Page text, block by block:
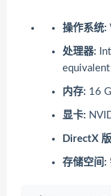
操作系统:
处理器:
内存: 16
显卡:
DirectX
存储空间: